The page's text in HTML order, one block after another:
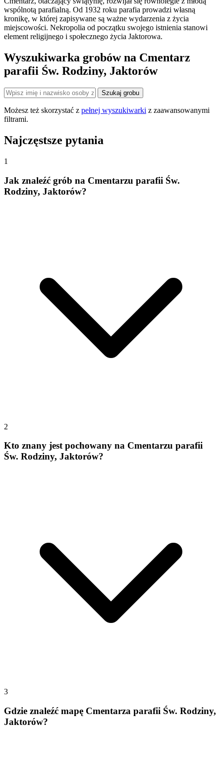
wspólnotą parafialną. Od 1932 roku parafia prowadzi własną
kronikę, w której zapisywane są ważne wydarzenia z życia
miejscowości. Nekropolia od początku swojego istnienia stanowi
element religijnego i społecznego życia Jaktorowa.
Wyszukiwarka grobów na Cmentarz
parafii Św. Rodziny, Jaktorów
Szukaj grobu
Możesz też skorzystać z pełnej wyszukiwarki z zaawansowanymi
filtrami.
Najczęstsze pytania
1
Jak znaleźć grób na Cmentarzu parafii Św.
Rodziny, Jaktorów?
2
Kto znany jest pochowany na Cmentarzu parafii
Św. Rodziny, Jaktorów?
3
Gdzie znaleźć mapę Cmentarza parafii Św. Rodziny,
Jaktorów?